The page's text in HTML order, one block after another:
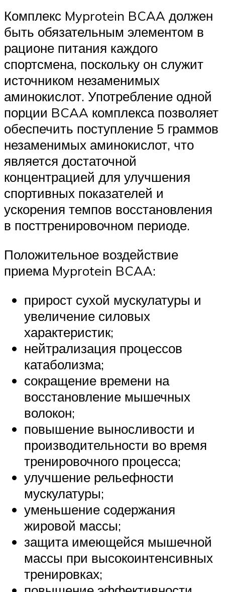
Комплекс Myprotein BCAA должен
быть обязательным элементом в
рационе питания каждого
спортсмена, поскольку он служит
источником незаменимых
аминокислот. Употребление одной
порции BCAA комплекса позволяет
обеспечить поступление 5 граммов
незаменимых аминокислот, что
является достаточной
концентрацией для улучшения
спортивных показателей и
ускорения темпов восстановления
в посттренировочном периоде.
Положительное воздействие
приема Myprotein BCAA:
прирост сухой мускулатуры и
увеличение силовых
характеристик;
нейтрализация процессов
катаболизма;
сокращение времени на
восстановление мышечных
волокон;
повышение выносливости и
производительности во время
тренировочного процесса;
улучшение рельефности
мускулатуры;
уменьшение содержания
жировой массы;
защита имеющейся мышечной
массы при высокоинтенсивных
тренировках;